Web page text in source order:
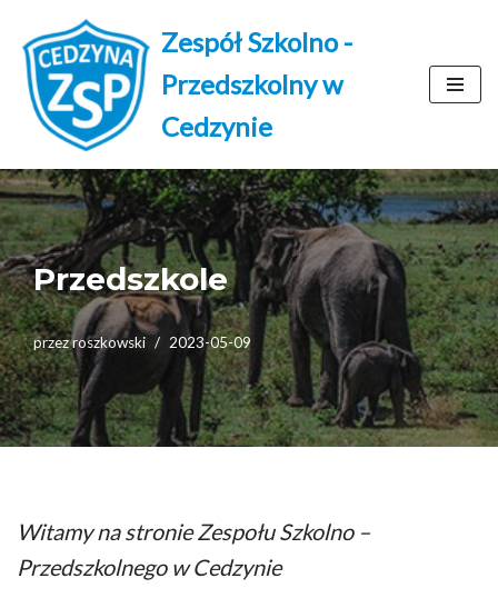
Przejdź
do
treści
Zespół Szkolno -
Przedszkolny w
Cedzynie
Przedszkole
przezroszkowski 2023-05-09
Witamy na stronie Zespołu Szkolno –
Przedszkolnego w Cedzynie